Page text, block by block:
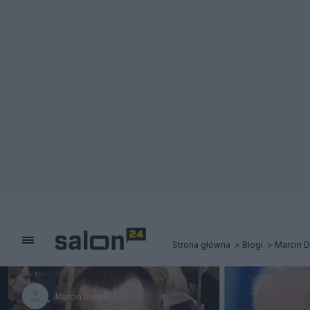
Strona główna Blogi Marcin
Marcin Dobski